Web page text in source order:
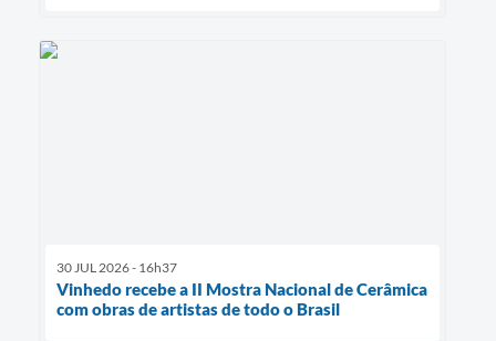
30 JUL 2026 - 16h37
Vinhedo recebe a II Mostra Nacional de Cerâmica
com obras de artistas de todo o Brasil